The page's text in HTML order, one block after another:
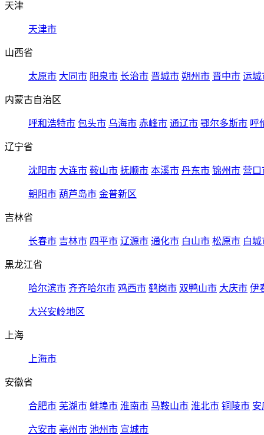
天津
天津市
山西省
太原市 大同市 阳泉市 长治市 晋城市 朔州市 晋中市 运城
内蒙古自治区
呼和浩特市 包头市 乌海市 赤峰市 通辽市 鄂尔多斯市 呼
辽宁省
沈阳市 大连市 鞍山市 抚顺市 本溪市 丹东市 锦州市 营口
朝阳市 葫芦岛市 金普新区
吉林省
长春市 吉林市 四平市 辽源市 通化市 白山市 松原市 白城
黑龙江省
哈尔滨市 齐齐哈尔市 鸡西市 鹤岗市 双鸭山市 大庆市 伊
大兴安岭地区
上海
上海市
安徽省
合肥市 芜湖市 蚌埠市 淮南市 马鞍山市 淮北市 铜陵市 安
六安市 亳州市 池州市 宣城市